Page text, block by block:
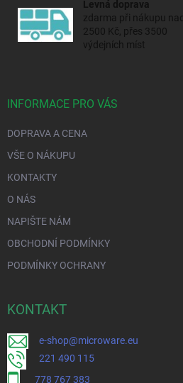
Levná doprava
zdarma při nákupu nad
2500 Kč, přes 3500
výdejních míst
INFORMACE PRO VÁS
DOPRAVA A CENA
VŠE O NÁKUPU
KONTAKTY
O NÁS
NAPIŠTE NÁM
OBCHODNÍ PODMÍNKY
PODMÍNKY OCHRANY
KONTAKT
e-shop@microware.eu
221 490 115
778 767 383